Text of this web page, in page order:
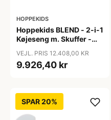
HOPPEKIDS
Hoppekids BLEND - 2-i-1
Køjeseng m. Skuffer -
VEJL. PRIS 12.408,00 KR
9.926,40 kr
SPAR 20%